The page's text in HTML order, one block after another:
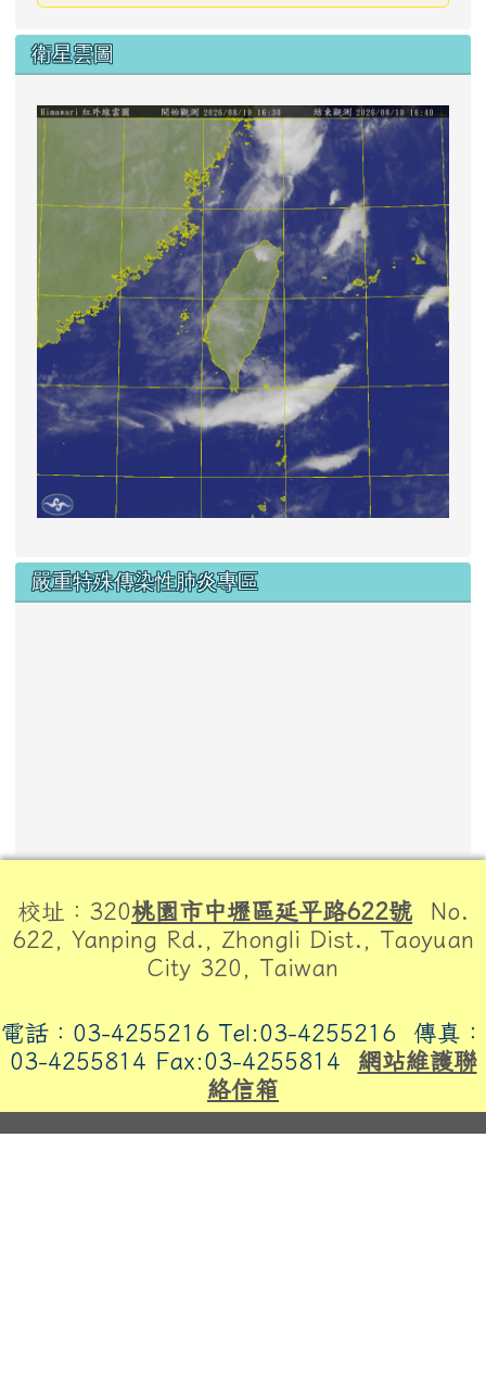
衛星雲圖
link
嚴重特殊傳染性肺炎專區
校址：320桃園市中壢區延平路622號 No.
622, Yanping Rd., Zhongli Dist., Taoyuan
City 320, Taiwan
電話：03-4255216 Tel:03-4255216 傳真：
03-4255814 Fax:03-4255814 網站維護聯
絡信箱